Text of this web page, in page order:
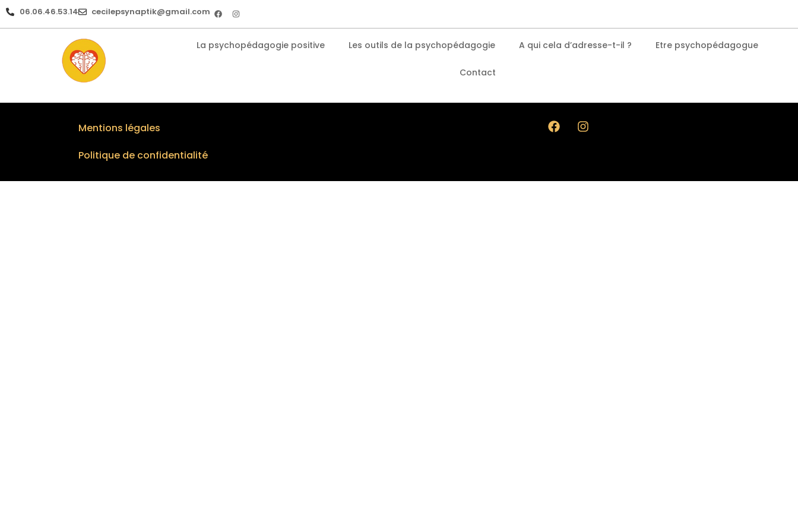
06.06.46.53.14 cecilepsynaptik@gmail.com
La psychopédagogie positive Les outils de la psychopédagogie A qui cela d’adresse-t-il ? Etre psychopédagogue
Contact
Mentions légales
Politique de confidentialité